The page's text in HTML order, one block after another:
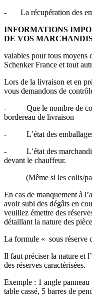
- La récupération des
INFORMATIONS
DE VOS
valables pour tous
Schenker France et tout
Lors de la livraison et en
vous demandons de
- Que le nombre de
bordereau de livraison
- L’état des
- L’état des
devant le chauffeur.
(Même si les colis/
En cas de manquement à
avoir subi des dégâts en
veuillez émettre des
détaillant la nature des
La formule « sous réserve
Il faut préciser la nature et
des réserves
Exemple : 1 angle
table cassé, 5 barres de